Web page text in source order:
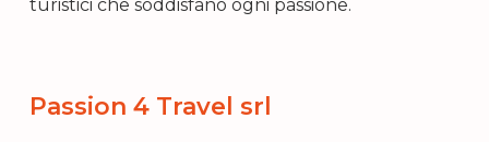
turistici che soddisfano ogni passione.
Passion 4 Travel srl